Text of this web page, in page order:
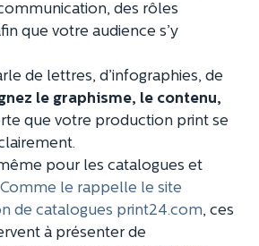
des rôles
que votre audience s’y
de lettres, d’infographies, de
le graphisme, le contenu,
que votre production print se
pour les catalogues et
Comme le rappelle le site
de catalogues print24.com, ces
à présenter de